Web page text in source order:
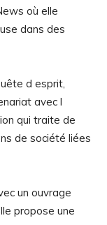
où elle
dans des
d esprit,
avec l
qui traite de
de société liées
un ouvrage
propose une